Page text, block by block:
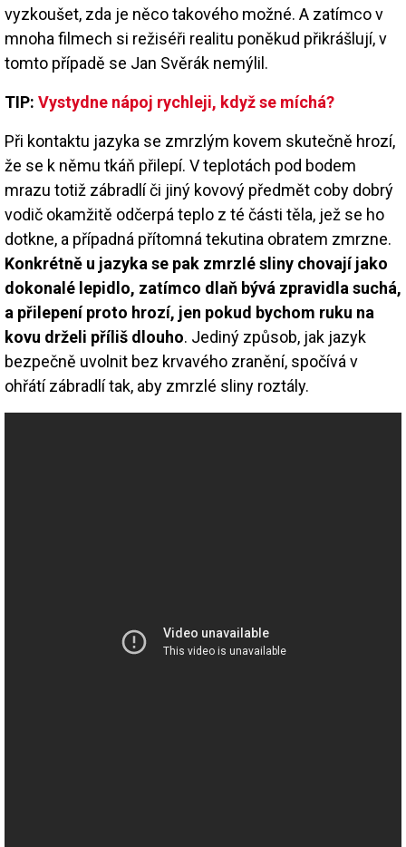
vyzkoušet, zda je něco takového možné. A zatímco v
mnoha filmech si režiséři realitu poněkud přikrášlují, v
tomto případě se Jan Svěrák nemýlil.
TIP: Vystydne nápoj rychleji, když se míchá?
Při kontaktu jazyka se zmrzlým kovem skutečně hrozí,
že se k němu tkáň přilepí. V teplotách pod bodem
mrazu totiž zábradlí či jiný kovový předmět coby dobrý
vodič okamžitě odčerpá teplo z té části těla, jež se ho
dotkne, a případná přítomná tekutina obratem zmrzne.
Konkrétně u jazyka se pak zmrzlé sliny chovají jako
dokonalé lepidlo, zatímco dlaň bývá zpravidla suchá,
a přilepení proto hrozí, jen pokud bychom ruku na
kovu drželi příliš dlouho. Jediný způsob, jak jazyk
bezpečně uvolnit bez krvavého zranění, spočívá v
ohřátí zábradlí tak, aby zmrzlé sliny roztály.